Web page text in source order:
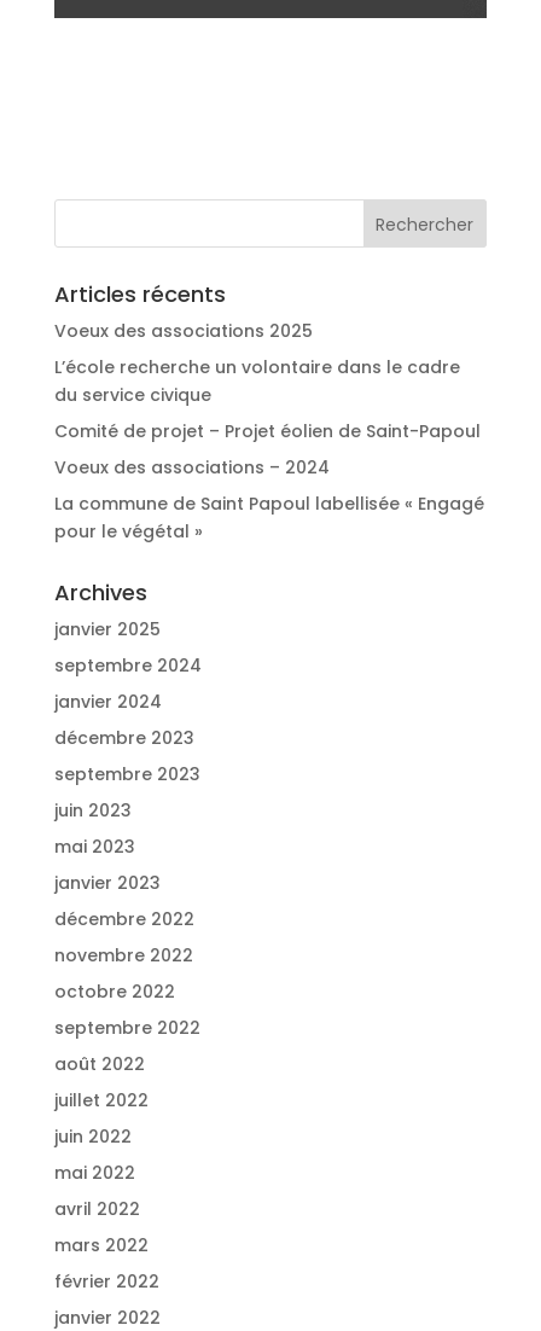
Articles récents
Voeux des associations 2025
L’école recherche un volontaire dans le cadre
du service civique
Comité de projet – Projet éolien de Saint-Papoul
Voeux des associations – 2024
La commune de Saint Papoul labellisée « Engagé
pour le végétal »
Archives
janvier 2025
septembre 2024
janvier 2024
décembre 2023
septembre 2023
juin 2023
mai 2023
janvier 2023
décembre 2022
novembre 2022
octobre 2022
septembre 2022
août 2022
juillet 2022
juin 2022
mai 2022
avril 2022
mars 2022
février 2022
janvier 2022